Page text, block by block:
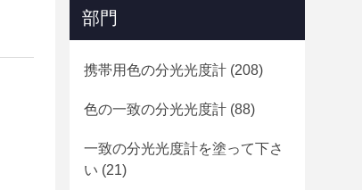
部門
携帯用色の分光光度計 (208)
色の一致の分光光度計 (88)
一致の分光光度計を塗って下さ
い (21)